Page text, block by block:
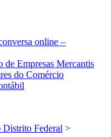
online –
de Empresas Mercantis
do Comércio
Distrito Federal >